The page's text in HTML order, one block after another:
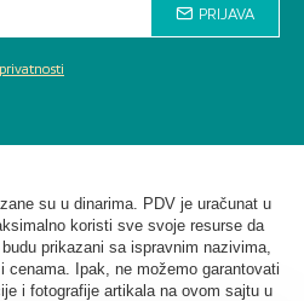
PRIJAVA
su u dinarima. PDV je uračunat u
koristi sve svoje resurse da
prikazani sa ispravnim nazivima,
Ipak, ne možemo garantovati
i fotografije artikala na ovom sajtu u